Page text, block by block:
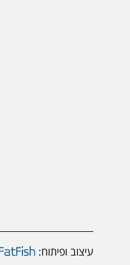
עיצוב ופיתוח: